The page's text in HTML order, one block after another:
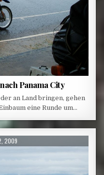
Panama City
an Land bringen, gehen
eine Runde um…
2009